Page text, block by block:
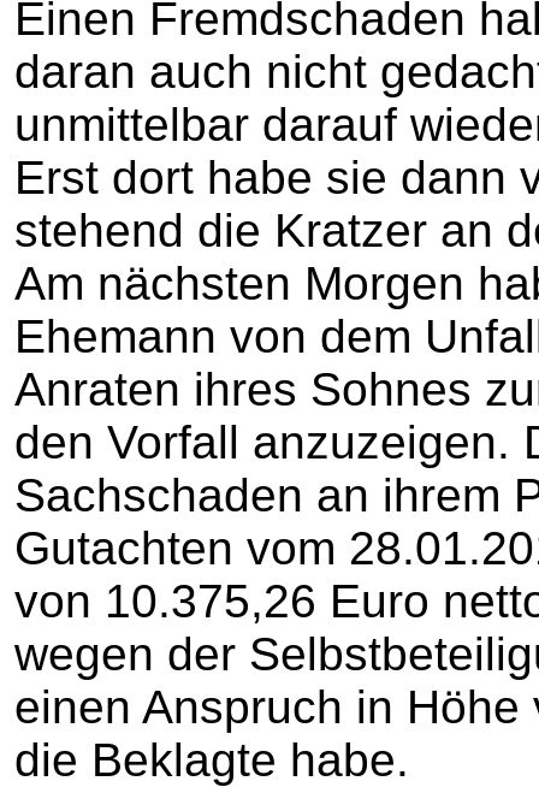
Einen Fremdschaden
daran auch nicht
unmittelbar darauf
Erst dort habe sie dann
stehend die Kratzer an
Am nächsten Morgen
Ehemann von dem
Anraten ihres Sohnes
den Vorfall anzuzeigen.
Sachschaden an ihrem
Gutachten vom
von 10.375,26 Euro
wegen der
einen Anspruch in
die Beklagte habe.